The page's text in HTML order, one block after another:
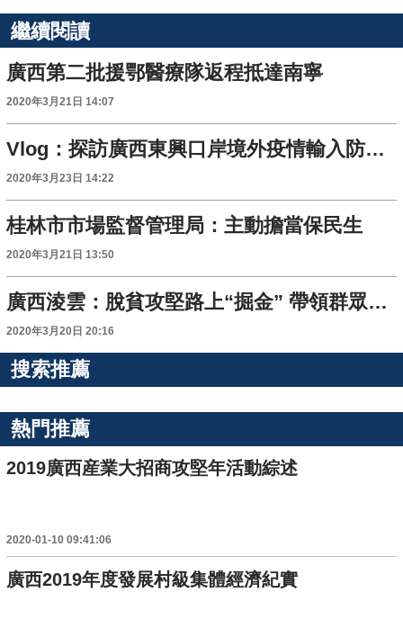
繼續閱讀
廣西第二批援鄂醫療隊返程抵達南寧
2020年3月21日 14:07
Vlog：探訪廣西東興口岸境外疫情輸入防控的“秘密”
2020年3月23日 14:22
桂林市市場監督管理局：主動擔當保民生
2020年3月21日 13:50
廣西淩雲：脫貧攻堅路上“掘金” 帶領群眾“戰”貧困
2020年3月20日 20:16
搜索推薦
熱門推薦
2019廣西産業大招商攻堅年活動綜述
2020-01-10 09:41:06
廣西2019年度發展村級集體經濟紀實